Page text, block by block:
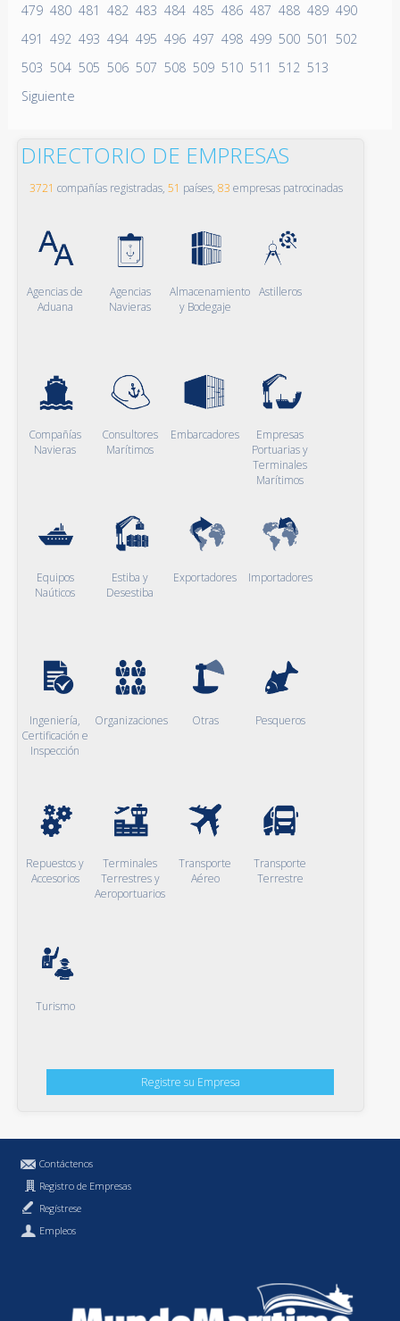
479 480 481 482 483 484 485 486 487 488 489 490
491 492 493 494 495 496 497 498 499 500 501 502
503 504 505 506 507 508 509 510 511 512 513
Siguiente
DIRECTORIO DE EMPRESAS
3721 compañías registradas, 51 países, 83 empresas patrocinadas
Agencias de
Aduana
Agencias
Navieras
Almacenamiento
y Bodegaje
Astilleros
Compañías
Navieras
Consultores
Marítimos
Embarcadores
Empresas
Portuarias y
Terminales
Marítimos
Equipos
Naúticos
Estiba y
Desestiba
Exportadores Importadores
Ingeniería,
Certificación e
Inspección
Organizaciones Otras Pesqueros
Repuestos y
Accesorios
Terminales
Terrestres y
Aeroportuarios
Transporte
Aéreo
Transporte
Terrestre
Turismo
Registre su Empresa
Contáctenos
Registro de Empresas
Regístrese
Empleos